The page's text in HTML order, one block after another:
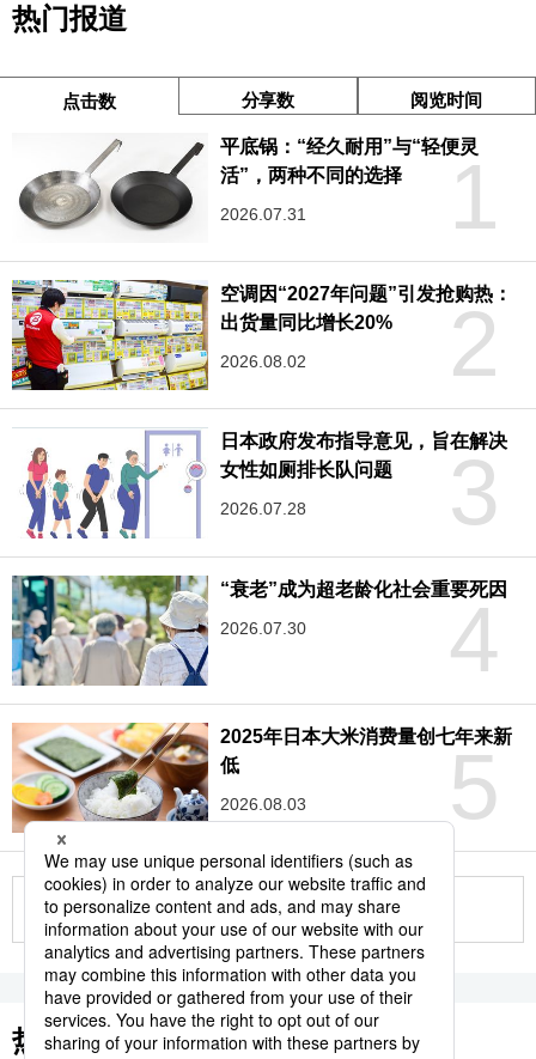
热门报道
点击数 分享数 阅览时间
1
平底锅：“经久耐用”与“轻便灵
活”，两种不同的选择
2026.07.31
2
空调因“2027年问题”引发抢购热：
出货量同比增长20%
2026.08.02
3
日本政府发布指导意见，旨在解决
女性如厕排长队问题
2026.07.28
4
“衰老”成为超老龄化社会重要死因
2026.07.30
5
2025年日本大米消费量创七年来新
低
2026.08.03
更多
热门关键词